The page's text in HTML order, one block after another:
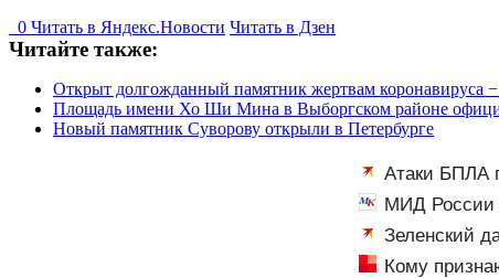
0 Читать в Яндекс.Новости Читать в Дзен
Читайте также:
Открыт долгожданный памятник жертвам коронавируса
Площадь имени Хо Ши Мина в Выборгском районе
Новый памятник Суворову открыли в Петербурге
Атаки БПЛА
атаки на
МИД России
Зеленский
операцию»
Кому